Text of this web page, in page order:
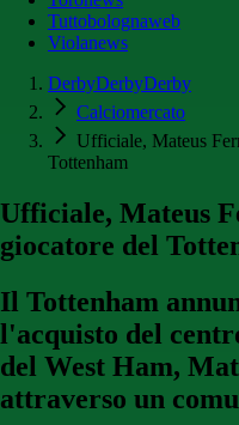
Tuttobolognaweb
Violanews
DerbyDerbyDerby
Calciomercato
Ufficiale, Mateus
Tottenham
Ufficiale, Mateus
giocatore del
Il Tottenham
l'acquisto del
del West Ham,
attraverso un